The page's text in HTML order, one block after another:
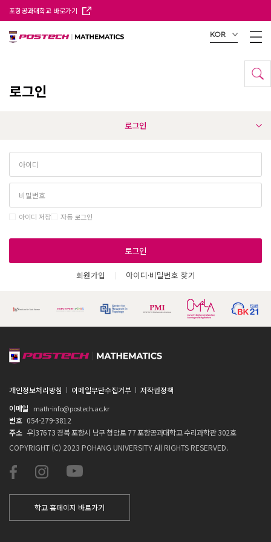
포항공과대학교 바로가기
KOR
로그인
로그인
아이디 저장 자동 로그인
로그인
회원가입 아이디·비밀번호 찾기
개인정보처리방침 이메일무단수집거부
저작권정책
이메일
math-info@postech.ac.kr
번호 054-279-3812
주소 우)37673 경북 포항시 남구 청암로 77 포항공과대학교 수리과학관 302호
COPYRIGHT (C) 2023 POHANG UNIVERSITY All RIGHTS RESERVED.
학교 홈페이지 바로가기